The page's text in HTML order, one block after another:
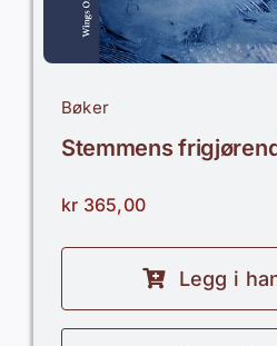
Bøker
Stemmens
kr 365,00
Legg i